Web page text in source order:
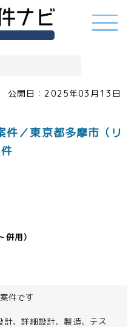
ニア(SE)(一覧)
公開日： 2025年03月13日
件／東京都多摩市（リ
併用）
件です
計、詳細設計、製造、テス